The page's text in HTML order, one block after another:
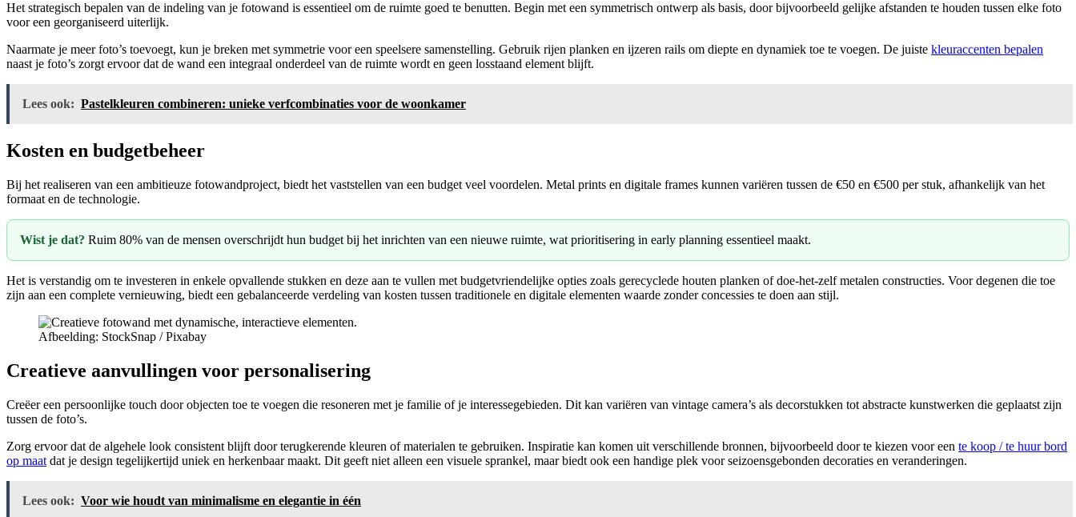
Het strategisch bepalen van de indeling van je fotowand is essentieel om de ruimte goed te benutten. Begin met een symmetrisch ontwerp als basis, door bijvoorbeeld gelijke afstanden te houden tussen elke foto
voor een georganiseerd uiterlijk.
Naarmate je meer foto’s toevoegt, kun je breken met symmetrie voor een speelsere samenstelling. Gebruik rijen planken en ijzeren rails om diepte en dynamiek toe te voegen. De juiste kleuraccenten bepalen
naast je foto’s zorgt ervoor dat de wand een integraal onderdeel van de ruimte wordt en geen losstaand element blijft.
Lees ook: Pastelkleuren combineren: unieke verfcombinaties voor de woonkamer
Kosten en budgetbeheer
Bij het realiseren van een ambitieuze fotowandproject, biedt het vaststellen van een budget veel voordelen. Metal prints en digitale frames kunnen variëren tussen de €50 en €500 per stuk, afhankelijk van het
formaat en de technologie.
Wist je dat? Ruim 80% van de mensen overschrijdt hun budget bij het inrichten van een nieuwe ruimte, wat prioritisering in early planning essentieel maakt.
Het is verstandig om te investeren in enkele opvallende stukken en deze aan te vullen met budgetvriendelijke opties zoals gerecyclede houten planken of doe-het-zelf metalen constructies. Voor degenen die toe
zijn aan een complete vernieuwing, biedt een gebalanceerde verdeling van kosten tussen traditionele en digitale elementen waarde zonder concessies te doen aan stijl.
Afbeelding: StockSnap / Pixabay
Creatieve aanvullingen voor personalisering
Creëer een persoonlijke touch door objecten toe te voegen die resoneren met je familie of je interessegebieden. Dit kan variëren van vintage camera’s als decorstukken tot abstracte kunstwerken die geplaatst zijn
tussen de foto’s.
Zorg ervoor dat de algehele look consistent blijft door terugkerende kleuren of materialen te gebruiken. Inspiratie kan komen uit verschillende bronnen, bijvoorbeeld door te kiezen voor een te koop / te huur bord
op maat dat je design tegelijkertijd uniek en herkenbaar maakt. Dit geeft niet alleen een visuele sprankel, maar biedt ook een handige plek voor seizoensgebonden decoraties en veranderingen.
Lees ook: Voor wie houdt van minimalisme en elegantie in één